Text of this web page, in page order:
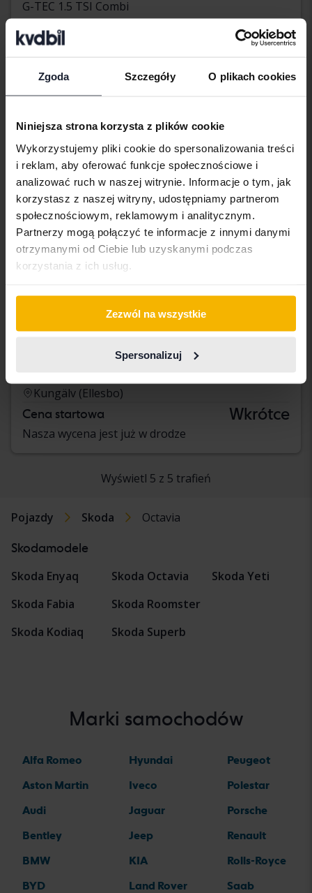
Zgoda Szczegóły O plikach cookies
Niniejsza strona korzysta z plików cookie
Wykorzystujemy pliki cookie do spersonalizowania treści
i reklam, aby oferować funkcje społecznościowe i
analizować ruch w naszej witrynie. Informacje o tym, jak
korzystasz z naszej witryny, udostępniamy partnerom
społecznościowym, reklamowym i analitycznym.
Partnerzy mogą połączyć te informacje z innymi danymi
otrzymanymi od Ciebie lub uzyskanymi podczas
korzystania z ich usług.
Zezwól na wszystkie
Spersonalizuj
G-TEC 1.5 TSI Combi
2021
224 130 km
Metan
Åkersberga (Runö)
Nasza wycena jest już w drodze
III 1.4 G-TEC Combi
Kungälv (Ellesbo)
Cena startowa Wkrótce
Nasza wycena jest już w drodze
Wyświetl 5 z 5 trafień
Pojazdy Skoda Octavia
Skodamodele
Skoda Enyaq
Skoda Fabia
Skoda Kodiaq
Skoda Octavia
Skoda Roomster
Skoda Superb
Skoda Yeti
Marki samochodów
Alfa Romeo
Aston Martin
Audi
Bentley
BMW
BYD
Hyundai
Iveco
Jaguar
Jeep
KIA
Land Rover
Peugeot
Polestar
Porsche
Renault
Rolls-Royce
Saab